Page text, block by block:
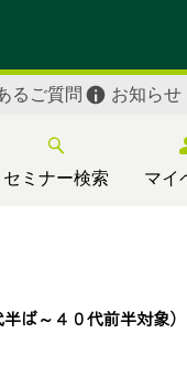
セミナー検索 マイ
るご質問 お知らせ
ば～４０代前半対象）